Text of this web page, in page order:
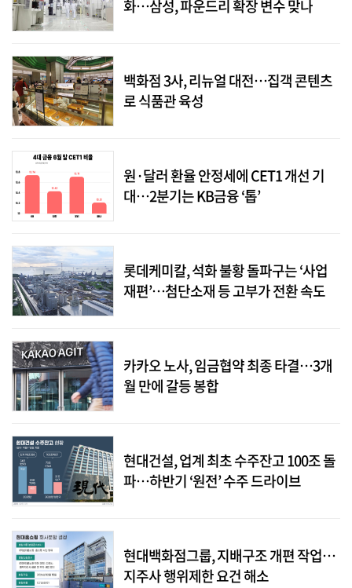
화…삼성, 파운드리 확장 변수 맞나
백화점 3사, 리뉴얼 대전…집객 콘텐츠
로 식품관 육성
원·달러 환율 안정세에 CET1 개선 기
대…2분기는 KB금융 ‘톱’
롯데케미칼, 석화 불황 돌파구는 ‘사업
재편’…첨단소재 등 고부가 전환 속도
카카오 노사, 임금협약 최종 타결…3개
월 만에 갈등 봉합
현대건설, 업계 최초 수주잔고 100조 돌
파…하반기 ‘원전’ 수주 드라이브
현대백화점그룹, 지배구조 개편 작업…
지주사 행위제한 요건 해소